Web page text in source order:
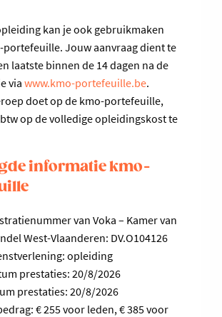
kan je ook gebruikmaken
portefeuille. Jouw aanvraag dient te
laatste binnen de 14 dagen na de
via www.kmo-portefeuille.be.
doet op de kmo-portefeuille,
op de volledige opleidingskost te
informatie kmo-
van Voka – Kamer van
West-Vlaanderen: DV.O104126
opleiding
prestaties: 20/8/2026
prestaties: 20/8/2026
€ 255 voor leden, € 385 voor